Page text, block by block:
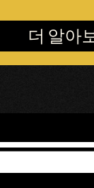
더 알아